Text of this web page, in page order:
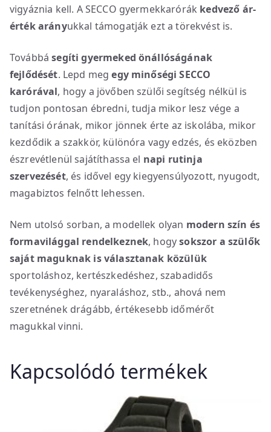
vigyáznia kell. A SECCO gyermekkarórák kedvező ár-
érték arányukkal támogatják ezt a törekvést is.
Továbbásegíti gyermeked önállóságának
fejlődését. Lepd megegy minőségi SECCO
karórával, hogy a jövőben szülői segítség nélkül is
tudjon pontosan ébredni, tudja mikor lesz vége a
tanítási órának, mikor jönnek érte az iskolába, mikor
kezdődik a szakkör, különóra vagy edzés, és eközben
észrevétlenül sajátíthassa el napi rutinja
szervezését, és idővel egy kiegyensúlyozott, nyugodt,
magabiztos felnőtt lehessen.
Nem utolsó sorban, a modellek olyan modern szín és
formavilággal rendelkeznek, hogysokszor a szülők
saját maguknak is választanak közülük
sportoláshoz, kertészkedéshez, szabadidős
tevékenységhez, nyaraláshoz, stb., ahová nem
szeretnének drágább, értékesebb időmérőt
magukkal vinni.
Kapcsolódó termékek